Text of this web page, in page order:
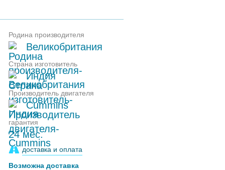
Родина производителя
Великобритания
Страна изготовитель
Индия
Производитель двигателя
Cummins
гарантия
24 мес.
доставка и оплата
Возможна доставка